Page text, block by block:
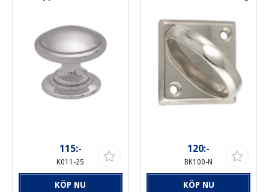
115:-
K011-25
KÖP NU
120:-
BK100-N
KÖP NU